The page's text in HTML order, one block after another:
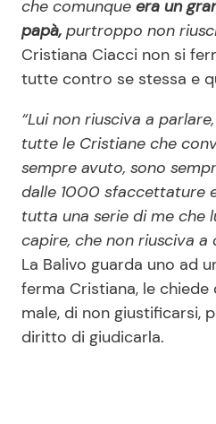
che comunque era un
papà, purtroppo non
Cristiana Ciacci non si
tutte contro se stessa e
“Lui non riusciva a
tutte le Cristiane che
sempre avuto, sono
dalle 1000 sfaccettature
tutta una serie di me che
capire, che non riusciva a
La Balivo guarda uno ad
ferma Cristiana, le
male, di non giustificarsi,
diritto di giudicarla.